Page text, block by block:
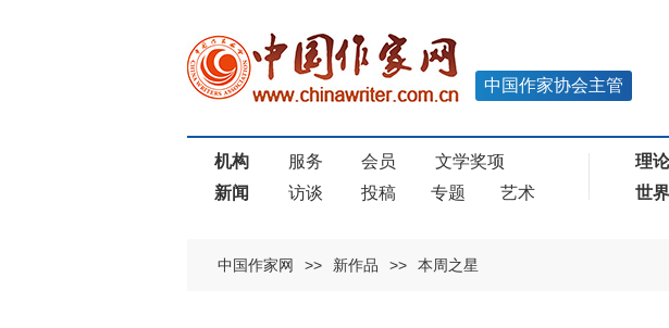
中国作家协会主管
机构 服务 会员
文学奖项
新闻
访谈 投稿 专题 艺术
理
世
中国作家网 >> 新作品 >> 本周之星